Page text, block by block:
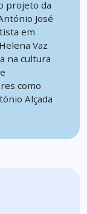
projeto da
José
em
Vaz
na cultura
como
Alçada